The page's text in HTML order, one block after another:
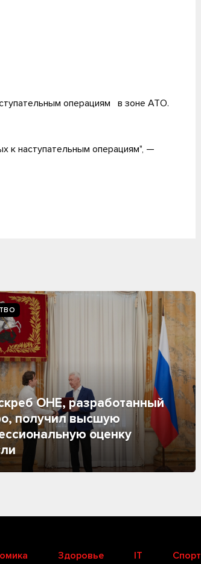
операциям в зоне АТО.
к наступательным операциям", —
ОНЕ, разработанный
получил высшую
оценку
Здоровье IT Спорт